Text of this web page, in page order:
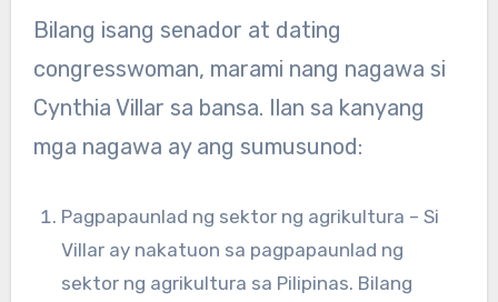
Bilang isang senador at dating
congresswoman, marami nang nagawa si
Cynthia Villar sa bansa. Ilan sa kanyang
mga nagawa ay ang sumusunod:
Pagpapaunlad ng sektor ng agrikultura – Si
Villar ay nakatuon sa pagpapaunlad ng
sektor ng agrikultura sa Pilipinas. Bilang